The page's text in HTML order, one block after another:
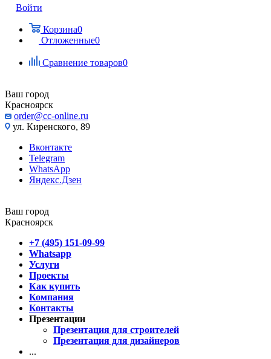
Войти
Корзина0
Отложенные0
Сравнение товаров0
Ваш город
Красноярск
order@cc-online.ru
ул. Киренского, 89
Вконтакте
Telegram
WhatsApp
Яндекс.Дзен
Ваш город
Красноярск
+7 (495) 151-09-99
Whatsapp
Услуги
Проекты
Как купить
Компания
Контакты
Презентации
Презентация для строителей
Презентация для дизайнеров
...